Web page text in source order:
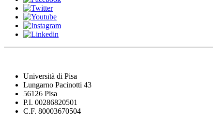
Università di Pisa
Lungarno Pacinotti 43
56126 Pisa
P.I. 00286820501
C.F. 80003670504